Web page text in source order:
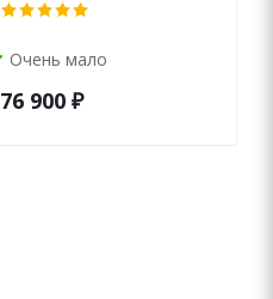
Очень мало
76 900 ₽